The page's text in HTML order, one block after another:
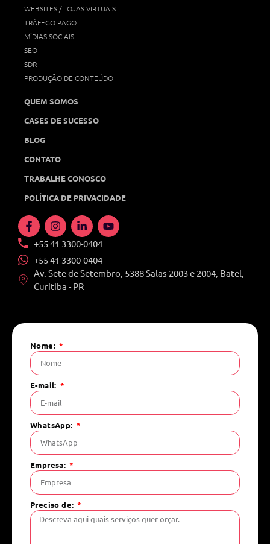
WEBSITES / LOJAS VIRTUAIS
TRÁFEGO PAGO
MÍDIAS SOCIAIS
SEO
SDR
PRODUÇÃO DE CONTEÚDO
QUEM SOMOS
CASES DE SUCESSO
BLOG
CONTATO
TRABALHE CONOSCO
POLÍTICA DE PRIVACIDADE
+55 41 3300-0404
+55 41 3300-0404
Av. Sete de Setembro, 5388 Salas 2003 e 2004, Batel,
Curitiba - PR
Nome:
E-mail:
WhatsApp:
Empresa:
Preciso de: